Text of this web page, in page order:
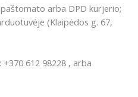
arba DPD kurjerio;
(Klaipėdos g. 67,
+370 612 98228 , arba